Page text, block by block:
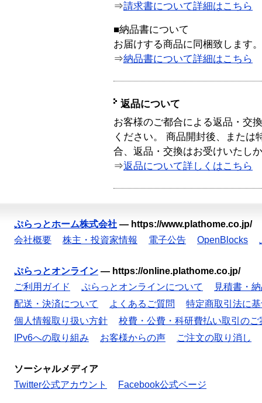
⇒請求書について詳細はこちら
■納品書について
お届けする商品に同梱致します。
⇒納品書について詳細はこちら
返品について
お客様のご都合による返品・交
ください。 商品開封後、または
合、返品・交換はお受けいたし
⇒返品について詳しくはこちら
ぷらっとホーム株式会社 — https://www.plathome.co.jp/
会社概要
株主・投資家情報 電子公告 OpenBlocks
ぷらっとオンライン — https://online.plathome.co.jp/
ご利用ガイド
ぷらっとオンラインについて
見積書・
配送・決済について
よくあるご質問
特定商取引法に
個人情報取り扱い方針
校費・公費・科研費払い取引のご
IPv6への取り組み
お客様からの声 ご注文の取り消し
ソーシャルメディア
Twitter公式アカウント
Facebook公式ページ